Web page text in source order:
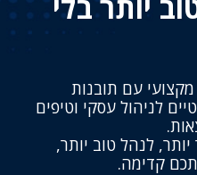
עם תובנות
לניהול עסקי וטיפים
לנהל טוב יותר,
קדימה.